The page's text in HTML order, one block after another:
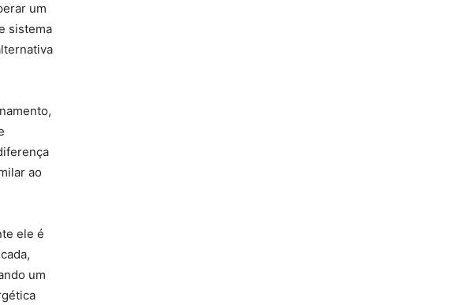
um
sistema
ao
ele é
um